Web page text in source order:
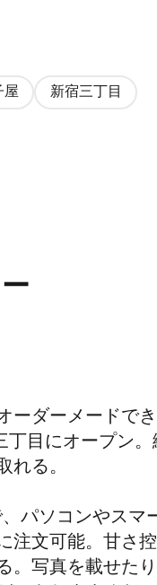
屋 新宿三丁目
ーダーメードで
目にオープン
れる。
パソコンやスマ
注文可能。⽢さ
。写真を載せた